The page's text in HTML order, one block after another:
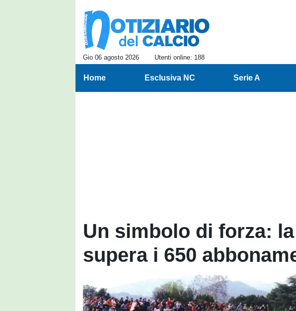
Gio 06 agosto 2026 Utenti online: 188
Home Esclusiva NC Serie A
Un simbolo di forza:
supera i 650